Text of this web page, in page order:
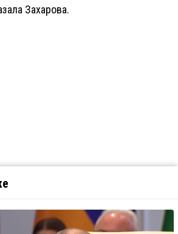
Захарова.